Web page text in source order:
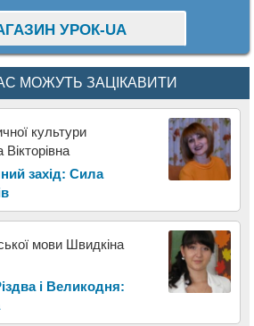
УРОК-UA
МОЖУТЬ ЗАЦІКАВИТИ
культури
захід: Сила
мови Швидкіна
і Великодня: